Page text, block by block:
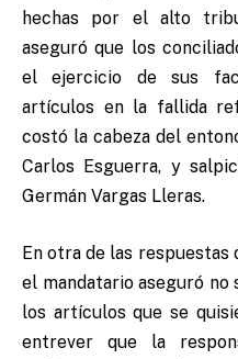
hechas por el alto
aseguró que los
el ejercicio de sus
artículos en la fallida
costó la cabeza del
Carlos Esguerra, y
Germán Vargas Lleras.
En otra de las respuestas
el mandatario aseguró no
los artículos que se
entrever que la